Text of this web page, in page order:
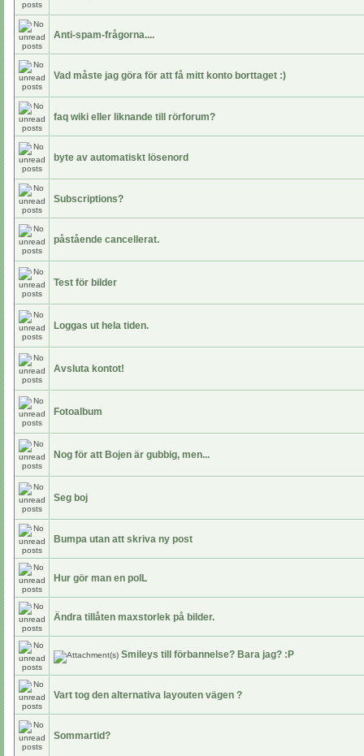
Anti-spam-frågorna....
Vad måste jag göra för att få mitt konto borttaget :)
faq wiki eller liknande till rörforum?
byte av automatiskt lösenord
Subscriptions?
påstående cancellerat.
Test för bilder
Loggas ut hela tiden.
Avsluta kontot!
Fotoalbum
Nog för att Bojen är gubbig, men...
Seg boj
Bumpa utan att skriva ny post
Hur gör man en polL
Ändra tillåten maxstorlek på bilder.
Smileys till förbannelse? Bara jag? :P
Vart tog den alternativa layouten vägen ?
Sommartid?